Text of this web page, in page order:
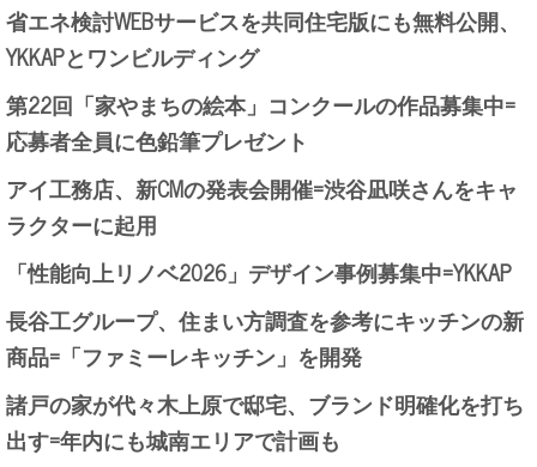
省エネ検討WEBサービスを共同住宅版にも無料公開、
YKKAPとワンビルディング
第22回「家やまちの絵本」コンクールの作品募集中=
応募者全員に色鉛筆プレゼント
アイ工務店、新CMの発表会開催=渋谷凪咲さんをキャ
ラクターに起用
「性能向上リノベ2026」デザイン事例募集中=YKKAP
長谷工グループ、住まい方調査を参考にキッチンの新
商品=「ファミーレキッチン」を開発
諸戸の家が代々木上原で邸宅、ブランド明確化を打ち
出す=年内にも城南エリアで計画も